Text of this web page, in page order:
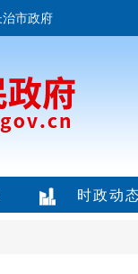
治市政府
时政动